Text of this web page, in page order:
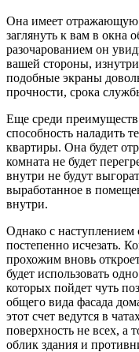
Она имеет отражающую
заглянуть к вам в окна
разочарованием он
вашей стороны,
подобные экраны
прочности, срока
Еще среди
способность наладить
квартиры. Она будет
комната не будет
внутри не будут
выработанное в
внутри.
Однако с наступлением
постепенно исчезать.
прохожим вновь
будет использовать
которых пойдет чуть
общего вида фасада
этот счет ведутся в
поверхность не всех, а
облик здания и